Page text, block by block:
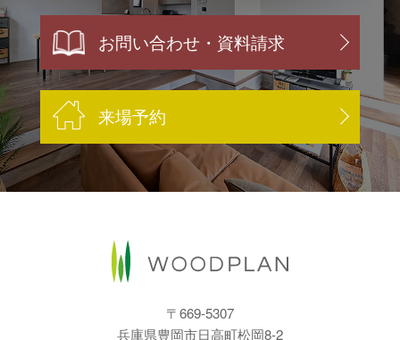
お問い合わせ・資料請求
来場予約
〒669-5307
兵庫県豊岡市日高町松岡8-2